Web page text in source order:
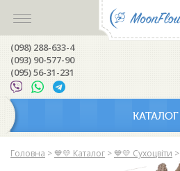
(098) 288-633-4
(093) 90-577-90
(095) 56-31-231
КАТАЛОГ
Головна > 💙💛 Каталог > 💙💛 Сухоцвіти >